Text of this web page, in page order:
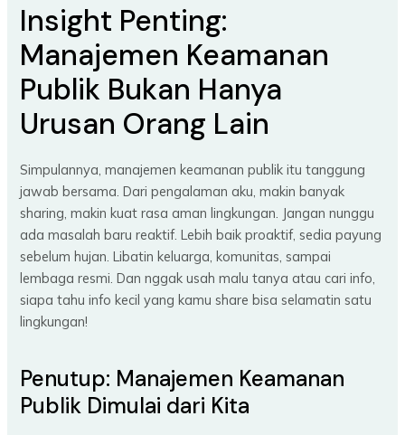
Insight Penting:
Manajemen Keamanan
Publik Bukan Hanya
Urusan Orang Lain
Simpulannya, manajemen keamanan publik itu tanggung
jawab bersama. Dari pengalaman aku, makin banyak
sharing, makin kuat rasa aman lingkungan. Jangan nunggu
ada masalah baru reaktif. Lebih baik proaktif, sedia payung
sebelum hujan. Libatin keluarga, komunitas, sampai
lembaga resmi. Dan nggak usah malu tanya atau cari info,
siapa tahu info kecil yang kamu share bisa selamatin satu
lingkungan!
Penutup: Manajemen Keamanan
Publik Dimulai dari Kita